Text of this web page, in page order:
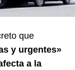
que
y urgentes»
a la